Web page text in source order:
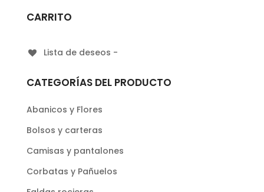
CARRITO
Lista de deseos -
CATEGORÍAS DEL PRODUCTO
Abanicos y Flores
Bolsos y carteras
Camisas y pantalones
Corbatas y Pañuelos